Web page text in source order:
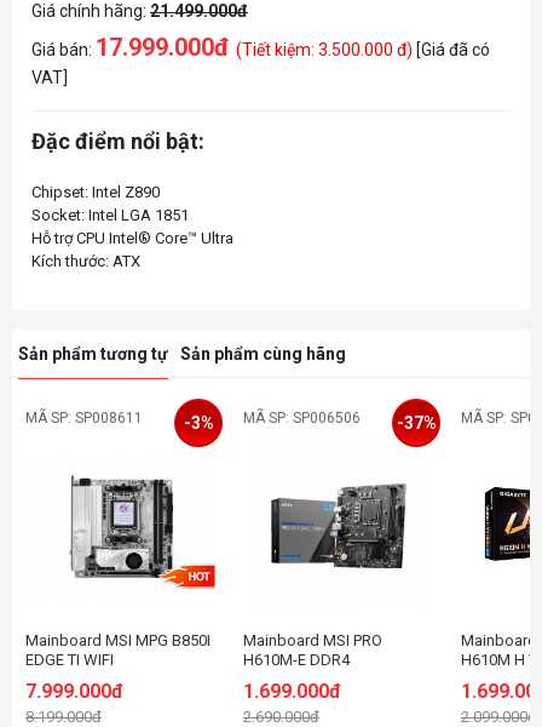
Giá chính hãng: 21.499.000đ
Giá bán: 17.999.000đ (Tiết kiệm: 3.500.000 đ) [Giá đã có
VAT]
Đặc điểm nổi bật:
Chipset: Intel Z890
Socket: Intel LGA 1851
Hỗ trợ CPU Intel® Core™ Ultra
Sản phẩm tương tự Sản phẩm cùng hãng
MÃ SP: SP008611
Mainboard MSI MPG B850I
EDGE TI WIFI
7.999.000đ
8.199.000đ
-3% MÃ SP: SP006506
Mainboard MSI PRO
H610M-E DDR4
1.699.000đ
2.690.000đ
-37% MÃ SP:
Mainboard
H610M H
2.099.000đ